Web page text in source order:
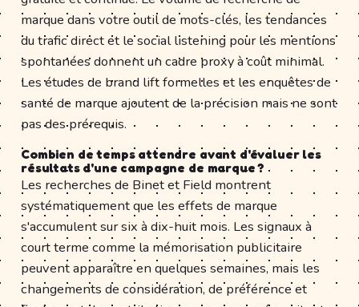
marque dans votre outil de mots-clés, les tendances
du trafic direct et le social listening pour les mentions
spontanées donnent un cadre proxy à coût minimal.
Les études de brand lift formelles et les enquêtes de
santé de marque ajoutent de la précision mais ne sont
pas des prérequis.
Combien de temps attendre avant d'évaluer les
résultats d'une campagne de marque ?
Les recherches de Binet et Field montrent
systématiquement que les effets de marque
s'accumulent sur six à dix-huit mois. Les signaux à
court terme comme la mémorisation publicitaire
peuvent apparaître en quelques semaines, mais les
changements de considération, de préférence et